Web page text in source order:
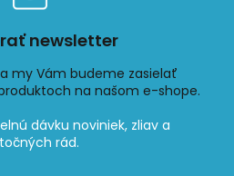
newsletter
my Vám budeme zasielať
na našom e-shope.